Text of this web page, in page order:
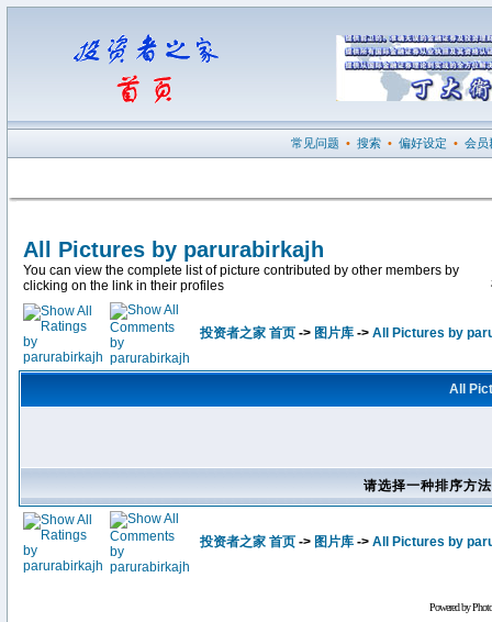
常见问题 • 搜索 • 偏好设定 • 会员
All Pictures by parurabirkajh
You can view the complete list of picture contributed by other members by
clicking on the link in their profiles
投资者之家 首页 -> 图片库 -> All Pictures by
All
请选择一种排序方
投资者之家 首页 -> 图片库 -> All Pictures by
Powered by